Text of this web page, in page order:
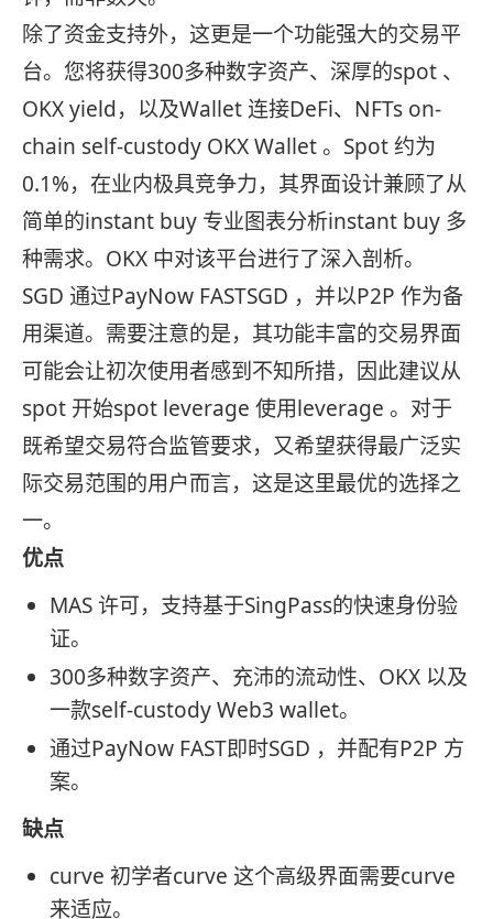
除了资金支持外，这更是一个功能强大的交易平
台。您将获得300多种数字资产、深厚的spot 、
OKX yield，以及Wallet 连接DeFi、NFTs on-
chain self-custody OKX Wallet 。Spot 约为
0.1%，在业内极具竞争力，其界面设计兼顾了从
简单的instant buy 专业图表分析instant buy 多
种需求。OKX 中对该平台进行了深入剖析。
SGD 通过PayNow FASTSGD ，并以P2P 作为备
用渠道。需要注意的是，其功能丰富的交易界面
可能会让初次使用者感到不知所措，因此建议从
spot 开始spot leverage 使用leverage 。对于
既希望交易符合监管要求，又希望获得最广泛实
际交易范围的用户而言，这是这里最优的选择之
一。
优点
MAS 许可，支持基于SingPass的快速身份验
证。
300多种数字资产、充沛的流动性、OKX 以及
一款self-custody Web3 wallet。
通过PayNow FAST即时SGD ，并配有P2P 方
案。
缺点
curve 初学者curve 这个高级界面需要curve
来适应。